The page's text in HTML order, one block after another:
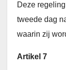
Deze
tweede dag
waarin zij
Artikel 7